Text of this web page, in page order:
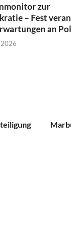
zur
– Fest
an